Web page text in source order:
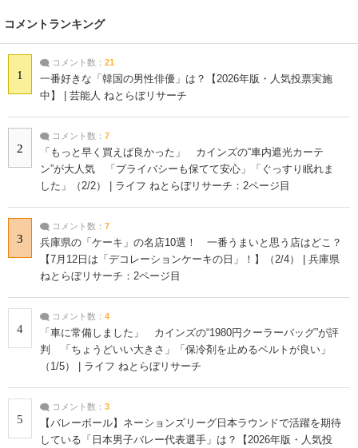
コメントランキング
1
コメント数： 21
一番好きな「韓国の男性俳優」は？【2026年版・人気投票実施
中】 | 芸能人 ねとらぼリサーチ
2
コメント数： 7
「もっと早く買えば良かった」 カインズの“車内遮光カーテ
ン”が大人気 「プライバシーも保てて安心」「ぐっすり眠れま
した」（2/2） | ライフ ねとらぼリサーチ：2ページ目
3
コメント数： 7
兵庫県の「ケーキ」の名店10選！ 一番うまいと思う店はどこ？
【7月12日は「デコレーションケーキの日」！】（2/4） | 兵庫県
ねとらぼリサーチ：2ページ目
4
コメント数： 4
「車に常備しました」 カインズの“1980円クーラーバッグ”が評
判 「ちょうどいい大きさ」「保冷剤を止めるベルトが良い」
（1/5） | ライフ ねとらぼリサーチ
5
コメント数： 3
【バレーボール】ネーションズリーグ日本ラウンドで活躍を期待
している「日本男子バレー代表選手」は？【2026年版・人気投